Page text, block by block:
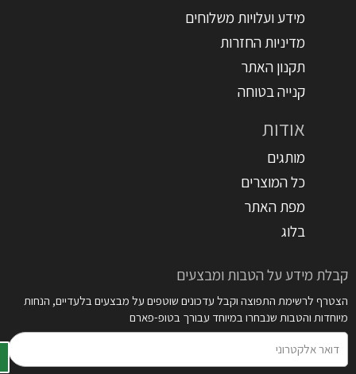
מידע ועלויות משלוחים
מדיניות החזרות
תקנון האתר
קנייה בטוחה
אודות
מותגים
כל המוצרים
מפת האתר
בלוג
קבלת מידע על הטבות ומבצעים
הצטרף לרשימת התפוצה וקבל עדכונים שוטפים על מבצעים בלעדיים, הנחות
מיוחדות והטבות שנבחרו במיוחד עבורך בטופ-פארם
אלקטרוני